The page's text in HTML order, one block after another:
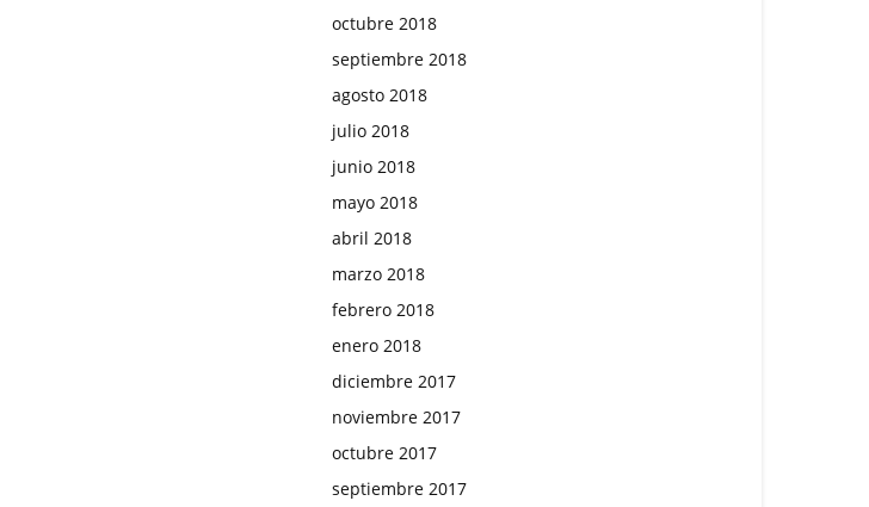
octubre 2018
septiembre 2018
agosto 2018
julio 2018
junio 2018
mayo 2018
abril 2018
marzo 2018
febrero 2018
enero 2018
diciembre 2017
noviembre 2017
octubre 2017
septiembre 2017